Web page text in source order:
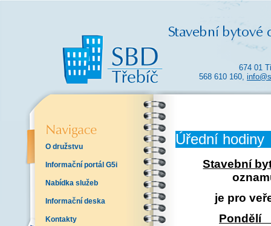
674 01
568 610 160,
O družstvu
Informační portál G5i
Nabídka služeb
Informační deska
Kontakty
Úřední hodiny
Stavební
je pro
Pondělí